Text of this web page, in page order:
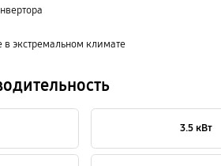
экстремальном климате
3.5 кВт